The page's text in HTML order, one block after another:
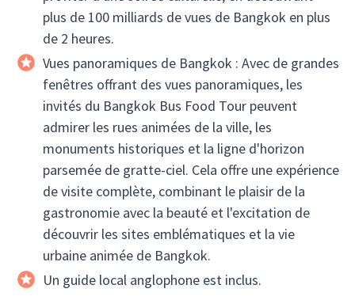
plus de 100 milliards de vues de Bangkok en plus
de 2 heures.
Vues panoramiques de Bangkok : Avec de grandes
fenêtres offrant des vues panoramiques, les
invités du Bangkok Bus Food Tour peuvent
admirer les rues animées de la ville, les
monuments historiques et la ligne d'horizon
parsemée de gratte-ciel. Cela offre une expérience
de visite complète, combinant le plaisir de la
gastronomie avec la beauté et l'excitation de
découvrir les sites emblématiques et la vie
urbaine animée de Bangkok.
Un guide local anglophone est inclus.